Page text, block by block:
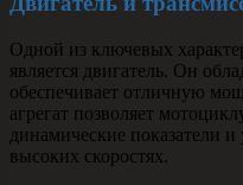
Одной из ключевых
является двигатель. Он
обеспечивает отличную
агрегат позволяет
динамические показатели
высоких скоростях.